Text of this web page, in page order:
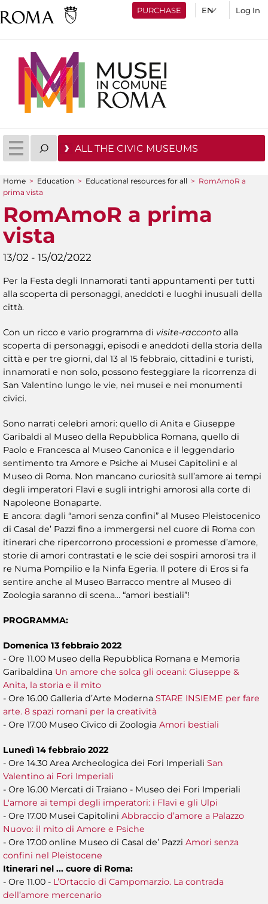
PURCHASE Log In
ALL THE CIVIC MUSEUMS
You are here
Home > Education > Educational resources for all > RomAmoR a
prima vista
RomAmoR a prima
vista
13/02 - 15/02/2022
Per la Festa degli Innamorati tanti appuntamenti per tutti
alla scoperta di personaggi, aneddoti e luoghi inusuali della
città.
Con un ricco e vario programma di visite-racconto alla
scoperta di personaggi, episodi e aneddoti della storia della
città e per tre giorni, dal 13 al 15 febbraio, cittadini e turisti,
innamorati e non solo, possono festeggiare la ricorrenza di
San Valentino lungo le vie, nei musei e nei monumenti
civici.
Sono narrati celebri amori: quello di Anita e Giuseppe
Garibaldi al Museo della Repubblica Romana, quello di
Paolo e Francesca al Museo Canonica e il leggendario
sentimento tra Amore e Psiche ai Musei Capitolini e al
Museo di Roma. Non mancano curiosità sull’amore ai tempi
degli imperatori Flavi e sugli intrighi amorosi alla corte di
Napoleone Bonaparte.
E ancora: dagli “amori senza confini” al Museo Pleistocenico
di Casal de’ Pazzi fino a immergersi nel cuore di Roma con
itinerari che ripercorrono processioni e promesse d’amore,
storie di amori contrastati e le scie dei sospiri amorosi tra il
re Numa Pompilio e la Ninfa Egeria. Il potere di Eros si fa
sentire anche al Museo Barracco mentre al Museo di
Zoologia saranno di scena… “amori bestiali”!
PROGRAMMA:
Domenica 13 febbraio 2022
- Ore 11.00 Museo della Repubblica Romana e Memoria
Garibaldina Un amore che solca gli oceani: Giuseppe &
Anita, la storia e il mito
- Ore 16.00 Galleria d’Arte Moderna STARE INSIEME per fare
arte. 8 spazi romani per la creatività
- Ore 17.00 Museo Civico di Zoologia Amori bestiali
Lunedì 14 febbraio 2022
- Ore 14.30 Area Archeologica dei Fori Imperiali San
Valentino ai Fori Imperiali
- Ore 16.00 Mercati di Traiano - Museo dei Fori Imperiali
L'amore ai tempi degli imperatori: i Flavi e gli Ulpi
- Ore 17.00 Musei Capitolini Abbraccio d’amore a Palazzo
Nuovo: il mito di Amore e Psiche
- Ore 17.00 online Museo di Casal de’ Pazzi Amori senza
confini nel Pleistocene
Itinerari nel ... cuore di Roma:
- Ore 11.00 - L’Ortaccio di Campomarzio. La contrada
dell’amore mercenario